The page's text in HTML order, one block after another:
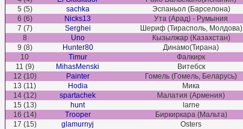
5 (5)
sachka Эспаньол (Барселона)
6 (6)
Nicks13 Ута (Арад) - Румыния
7 (7)
Serghei Шериф (Тирасполь, Молдова)
8
Uno Кызылжар (Казахстан)
9 (8)
Hunter80 Динамо(Тирана)
10
Timur Фалкирк
11 (9)
MihasMenski Витебск
12 (10)
Painter Гомель (Гомель, Беларусь)
13 (11)
Hodia Мика
14 (12)
spartachek Малатия (Армения)
15 (13)
hunt larne
16 (14)
Trooper Биркиркара (Мальта)
17 (15)
glamurnyj Osters